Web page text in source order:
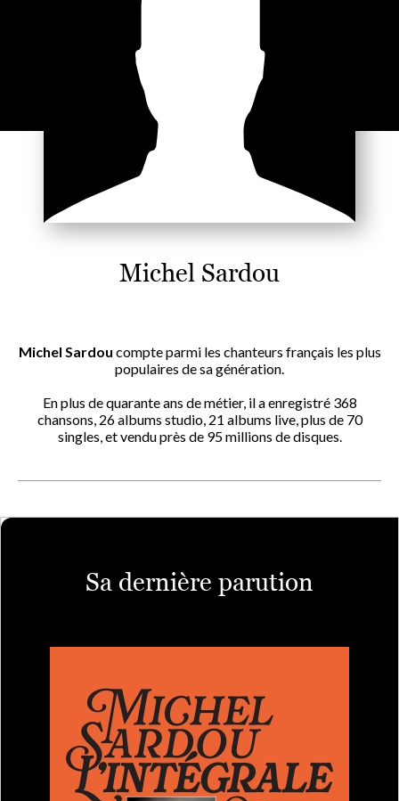
Michel Sardou
Michel Sardou compte parmi les chanteurs français les plus
populaires de sa génération.
En plus de quarante ans de métier, il a enregistré 368
chansons, 26 albums studio, 21 albums live, plus de 70
singles, et vendu près de 95 millions de disques.
Sa dernière parution